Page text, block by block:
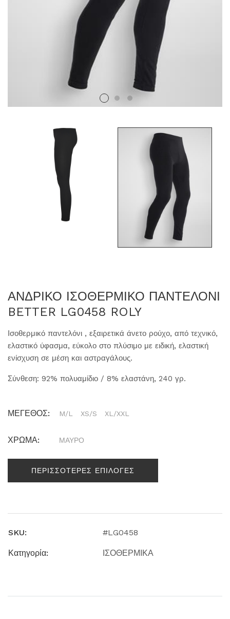
ΑΝΔΡΙΚΟ ΙΣΟΘΕΡΜΙΚΟ ΠΑΝΤΕΛΟΝΙ
BETTER LG0458 ROLY
Ισοθερμικό παντελόνι , εξαιρετικά άνετο ρούχο, από τεχνικό,
ελαστικό ύφασμα, εύκολο στο πλύσιμο με ειδική, ελαστική
ενίσχυση σε μέση και αστραγάλους.
Σύνθεση: 92% πολυαμίδιο / 8% ελαστάνη, 240 γρ.
ΜΕΓΕΘΟΣ: M/L XS/S XL/XXL
ΧΡΩΜΑ: ΜΑΥΡΟ
ΠΕΡΙΣΣΟΤΕΡΕΣ ΕΠΙΛΟΓΕΣ
SKU: #LG0458
Κατηγορία: ΙΣΟΘΕΡΜΙΚΑ